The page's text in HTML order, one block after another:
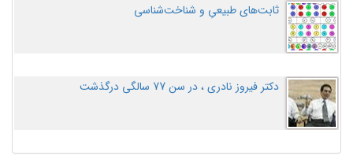
ثابت‌های طبیعیِ و شناخت‌شناسی
دکتر فیروز نادری ، در سن 77 سالگی درگذشت